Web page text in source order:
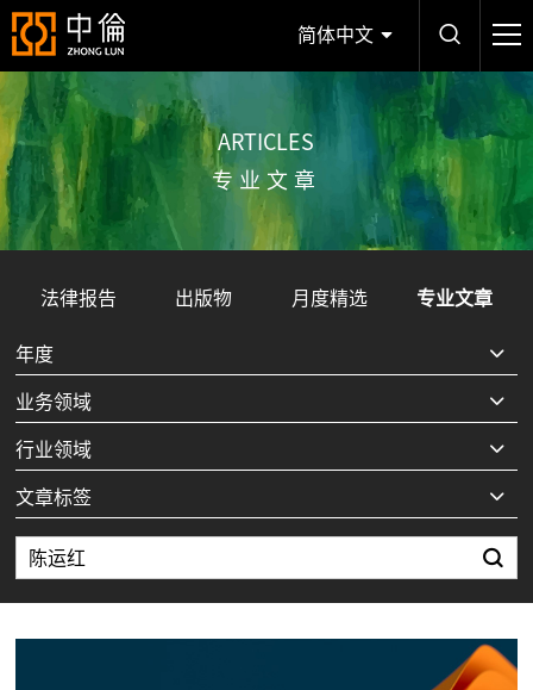
简体中文
ARTICLES
专业文章
法律报告 出版物 月度精选 专业文章
年度
业务领域
行业领域
文章标签